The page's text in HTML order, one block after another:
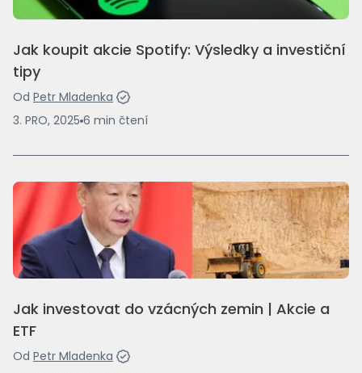
Jak koupit akcie Spotify: Výsledky a investiční
tipy
Od Petr Mladenka
3. PRO, 2025 6 min čtení
Jak investovat do vzácných zemin | Akcie a
ETF
Od Petr Mladenka